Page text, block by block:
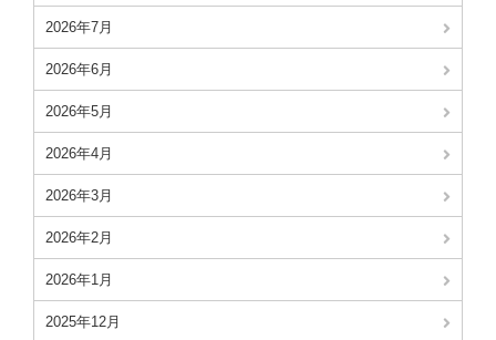
2026年7月
2026年6月
2026年5月
2026年4月
2026年3月
2026年2月
2026年1月
2025年12月